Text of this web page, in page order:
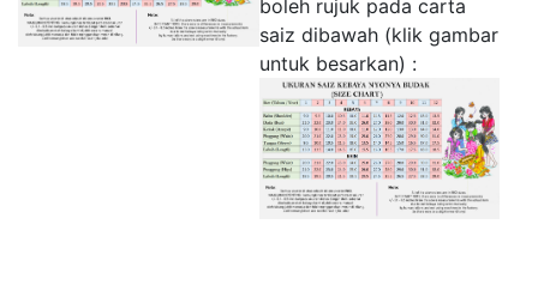
boleh rujuk pada carta
saiz dibawah (klik gambar
untuk besarkan) :